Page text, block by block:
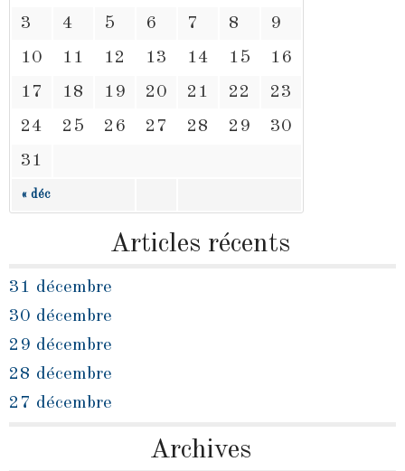
« déc
3
4 5 6 7 8
9
10
11 12 13 14 15
16
17
18 19 20 21 22
23
24
25 26 27 28 29
30
31
Articles récents
31 décembre
30 décembre
29 décembre
28 décembre
27 décembre
Archives